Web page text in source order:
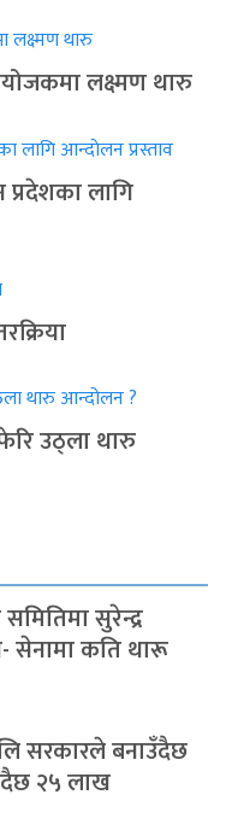
लक्ष्मण थारु
लागि
उठ्ला थारु
सुरेन्द्र
सेनामा कति थारू
सरकारले बनाउँदैछ
२५ लाख